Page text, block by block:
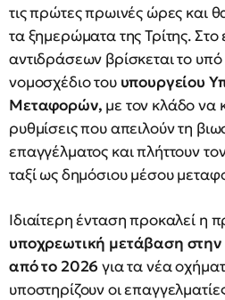
τις πρώτες πρωινές ώρες και
τα ξημερώματα της Τρίτης. Στο
αντιδράσεων βρίσκεται το
νομοσχέδιο του υπουργείου
Μεταφορών, με τον κλάδο να
ρυθμίσεις που απειλούν τη
επαγγέλματος και πλήττουν
ταξί ως δημόσιου μέσου
Ιδιαίτερη ένταση προκαλεί η
υποχρεωτική μετάβαση στην
από το 2026 για τα νέα
υποστηρίζουν οι